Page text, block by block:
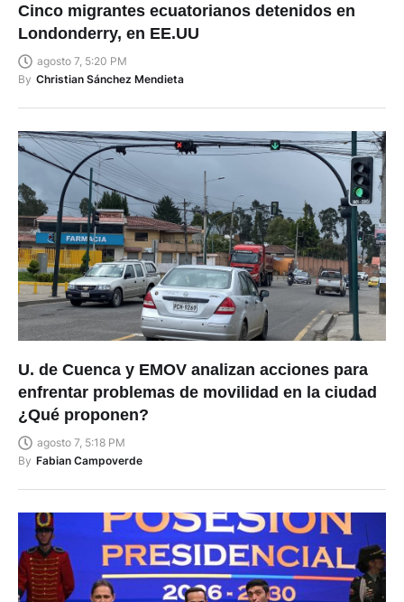
Cinco migrantes ecuatorianos detenidos en
Londonderry, en EE.UU
agosto 7, 5:20 PM
By Christian Sánchez Mendieta
U. de Cuenca y EMOV analizan acciones para
enfrentar problemas de movilidad en la ciudad
¿Qué proponen?
agosto 7, 5:18 PM
By Fabian Campoverde